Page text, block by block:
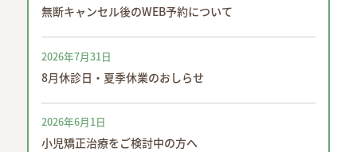
無断キャンセル後のWEB予約について
8月休診日・夏季休業のおしらせ
2026年7月31日
小児矯正治療をご検討中の方へ
2026年6月1日